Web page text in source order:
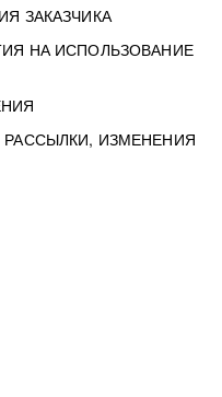
ЗАКАЗЧИКА
НА ИСПОЛЬЗОВАНИЕ
ИЗМЕНЕНИЯ